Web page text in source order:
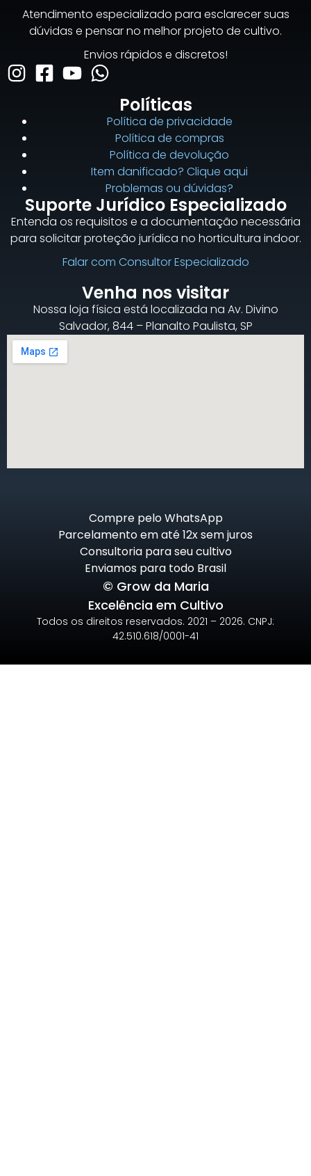
Atendimento especializado para esclarecer suas
dúvidas e pensar no melhor projeto de cultivo.
Envios rápidos e discretos!
Políticas
Política de privacidade
Política de compras
Política de devolução
Item danificado? Clique aqui
Problemas ou dúvidas?
Suporte Jurídico Especializado
Entenda os requisitos e a documentação necessária
para solicitar proteção jurídica no horticultura indoor.
Falar com Consultor Especializado
Venha nos visitar
Nossa loja física está localizada na Av. Divino
Salvador, 844 – Planalto Paulista, SP
Compre pelo WhatsApp
Parcelamento em até 12x sem juros
Consultoria para seu cultivo
Enviamos para todo Brasil
© Grow da Maria
Excelência em Cultivo
Todos os direitos reservados. 2021 – 2026. CNPJ:
42.510.618/0001-41